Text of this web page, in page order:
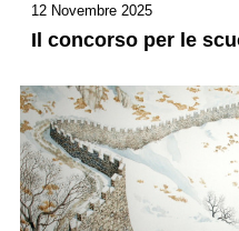
12 Novembre 2025
Il concorso per le